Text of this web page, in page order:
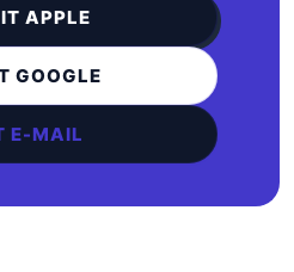
APPLE
GOOGLE
E-MAIL